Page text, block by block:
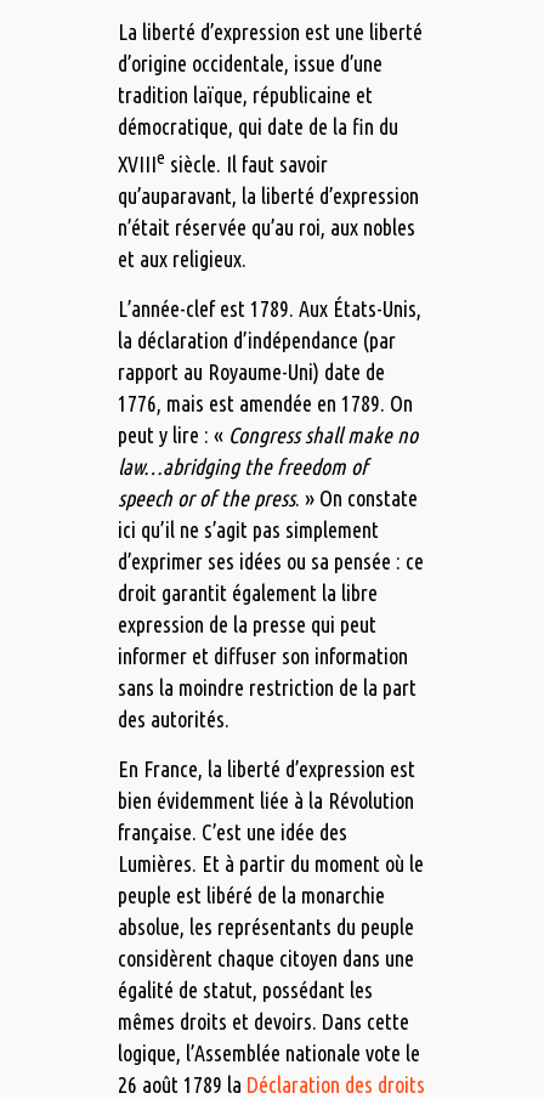
La liberté d’expression est une liberté
d’origine occidentale, issue d’une
tradition laïque, républicaine et
démocratique, qui date de la fin du
XVIIIe siècle. Il faut savoir
qu’auparavant, la liberté d’expression
n’était réservée qu’au roi, aux nobles
et aux religieux.
L’année-clef est 1789. Aux États-Unis,
la déclaration d’indépendance (par
rapport au Royaume-Uni) date de
1776, mais est amendée en 1789. On
peut y lire : « Congress shall make no
law…abridging the freedom of
speech or of the press. » On constate
ici qu’il ne s’agit pas simplement
d’exprimer ses idées ou sa pensée : ce
droit garantit également la libre
expression de la presse qui peut
informer et diffuser son information
sans la moindre restriction de la part
des autorités.
En France, la liberté d’expression est
bien évidemment liée à la Révolution
française. C’est une idée des
Lumières. Et à partir du moment où le
peuple est libéré de la monarchie
absolue, les représentants du peuple
considèrent chaque citoyen dans une
égalité de statut, possédant les
mêmes droits et devoirs. Dans cette
logique, l’Assemblée nationale vote le
26 août 1789 la Déclaration des droits